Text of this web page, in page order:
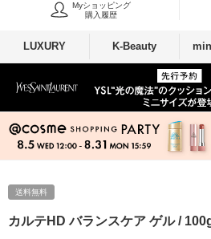
Myショッピング
購入履歴
LUXURY K-Beauty
送料無料
カルテHD バランスケア ゲル /